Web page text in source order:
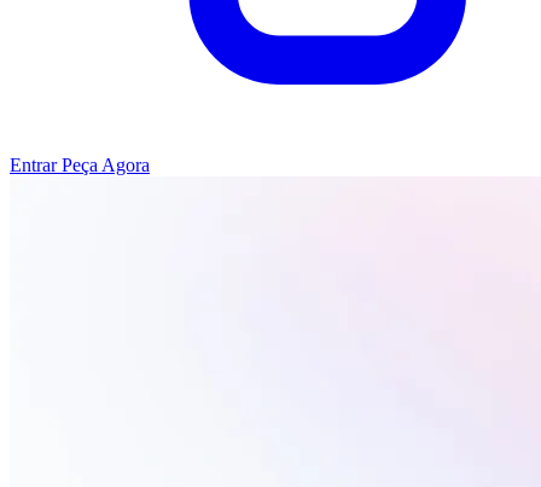
Entrar Peça Agora